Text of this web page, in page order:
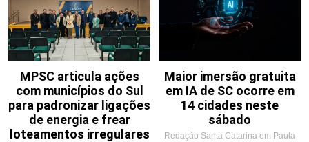
MPSC articula ações
com municípios do Sul
para padronizar ligações
de energia e frear
loteamentos irregulares
Maior imersão gratuita
em IA de SC ocorre em
14 cidades neste
sábado
Redação Santa Catarina em Pauta